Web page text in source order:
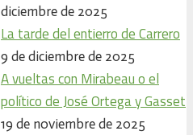
diciembre de 2025
La tarde del entierro de Carrero
9 de diciembre de 2025
A vueltas con Mirabeau o el
político de José Ortega y Gasset
19 de noviembre de 2025